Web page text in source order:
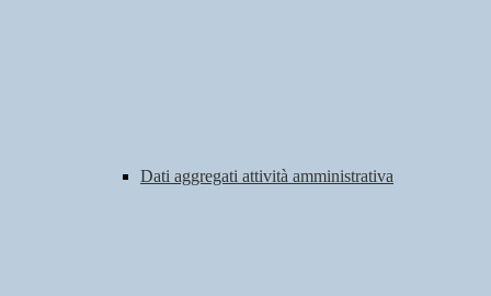
Dati aggregati attività amministrativa